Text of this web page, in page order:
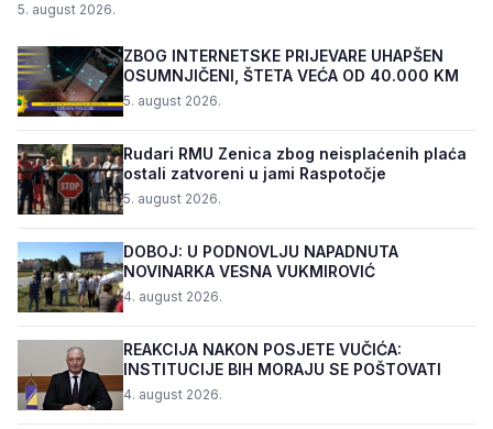
5. august 2026.
ZBOG INTERNETSKE PRIJEVARE UHAPŠEN
OSUMNJIČENI, ŠTETA VEĆA OD 40.000 KM
5. august 2026.
Rudari RMU Zenica zbog neisplaćenih plaća
ostali zatvoreni u jami Raspotočje
5. august 2026.
DOBOJ: U PODNOVLJU NAPADNUTA
NOVINARKA VESNA VUKMIROVIĆ
4. august 2026.
REAKCIJA NAKON POSJETE VUČIĆA:
INSTITUCIJE BIH MORAJU SE POŠTOVATI
4. august 2026.